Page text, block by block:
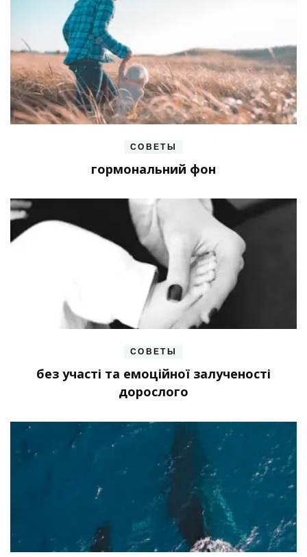
СОВЕТЫ
гормональний фон
СОВЕТЫ
без участі та емоційної залученості
дорослого